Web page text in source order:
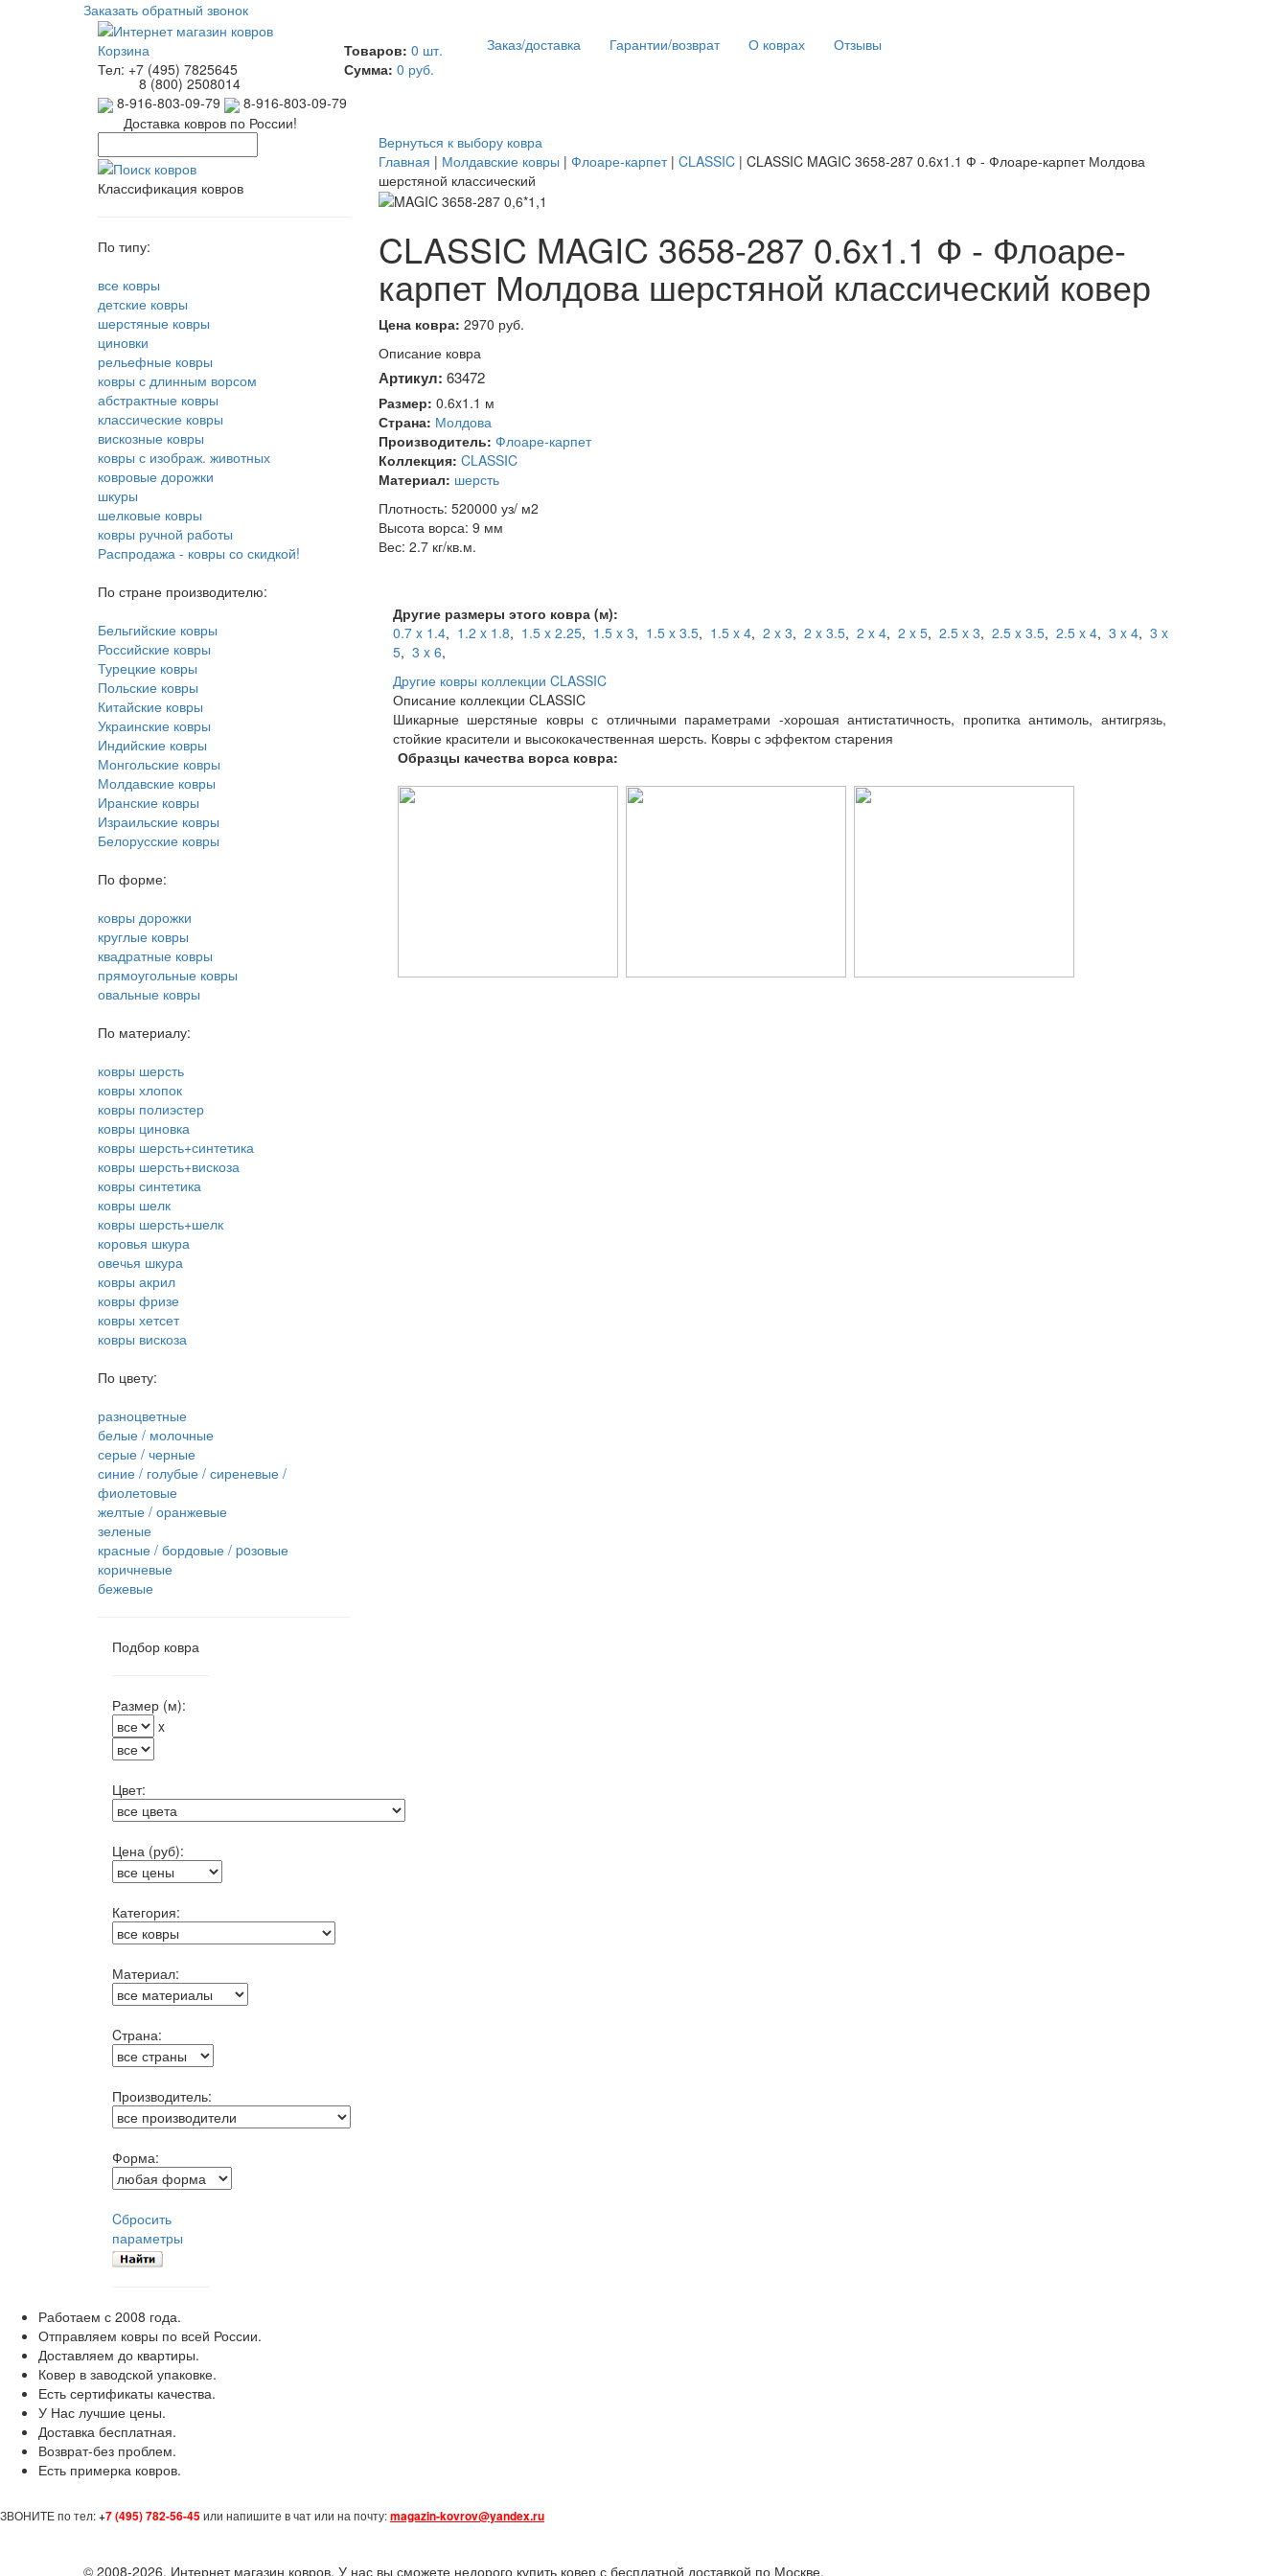
Заказать обратный звонок
Корзина Товаров: 0 шт.
Сумма: 0 руб.
Тел: +7 (495) 7825645
8 (800) 2508014
8-916-803-09-79
8-916-803-09-79
Доставка ковров по России!
Заказ/доставка Гарантии/возврат О коврах Отзывы
Классификация ковров
По типу:
все ковры
детские ковры
шерстяные ковры
циновки
рельефные ковры
ковры с длинным ворсом
абстрактные ковры
классические ковры
вискозные ковры
ковры с изображ. животных
ковровые дорожки
шкуры
шелковые ковры
ковры ручной работы
Распродажа - ковры со скидкой!
По стране производителю:
Бельгийские ковры
Российские ковры
Турецкие ковры
Польские ковры
Китайские ковры
Украинские ковры
Индийские ковры
Монгольские ковры
Молдавские ковры
Иранские ковры
Израильские ковры
Белорусские ковры
По форме:
ковры дорожки
круглые ковры
квадратные ковры
прямоугольные ковры
овальные ковры
По материалу:
ковры шерсть
ковры хлопок
ковры полиэстер
ковры циновка
ковры шерсть+синтетика
ковры шерсть+вискоза
ковры синтетика
ковры шелк
ковры шерсть+шелк
коровья шкура
овечья шкура
ковры акрил
ковры фризе
ковры хетсет
ковры вискоза
По цвету:
разноцветные
белые / молочные
серые / черные
синие / голубые / сиреневые /
фиолетовые
желтые / оранжевые
зеленые
красные / бордовые / poзовые
коричневые
бежевые
Подбор ковра
Размер (м):
x
Цвет:
Цена (руб):
Категория:
Материал:
Cтрана:
Производитель:
Форма:
Cбросить
параметры
Вернуться к выбору ковра
Главная | Молдавские ковры | Флоаре-карпет| CLASSIC| CLASSIC MAGIC 3658-287 0.6x1.1 Ф - Флоаре-карпет Молдова
шерстяной классический
CLASSIC MAGIC 3658-287 0.6x1.1 Ф - Флоаре-
карпет Молдова шерстяной классический ковер
Цена ковра: 2970 руб.
Описание ковра
Артикул: 63472
Размер: 0.6x1.1 м
Страна: Молдова
Производитель: Флоаре-карпет
Коллекция: CLASSIC
Материал: шерсть
Плотность: 520000 уз/ м2
Высота ворса: 9 мм
Вес: 2.7 кг/кв.м.
Другие размеры этого ковра (м):
0.7 x 1.4, 1.2 x 1.8, 1.5 x 2.25, 1.5 x 3, 1.5 x 3.5, 1.5 x 4, 2 x 3, 2 x 3.5, 2 x 4, 2 x 5, 2.5 x 3, 2.5 x 3.5, 2.5 x 4, 3 x 4, 3 x
5, 3 x 6,
Другие ковры коллекции CLASSIC
Описание коллекции CLASSIC
Шикарные шерстяные ковры с отличными параметрами -хорошая антистатичность, пропитка антимоль, антигрязь,
стойкие красители и высококачественная шерсть. Ковры с эффектом старения
Образцы качества ворса ковра:
Работаем с 2008 года.
Отправляем ковры по всей России.
Доставляем до квартиры.
Ковер в заводской упаковке.
Есть сертификаты качества.
У Нас лучшие цены.
Доставка бесплатная.
Возврат-без проблем.
Есть примерка ковров.
ЗВОНИТЕ по тел:+7 (495) 782-56-45или напишите в чат или на почту:magazin-kovrov@yandex.ru
© 2008-2026, Интернет магазин ковров. У нас вы сможете недорого купить ковер с бесплатной доставкой по Москве.